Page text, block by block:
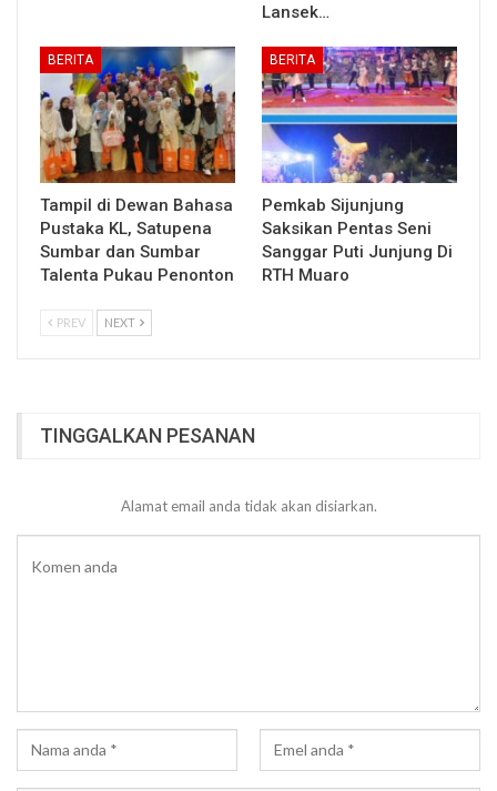
Lansek…
BERITA
Tampil di Dewan Bahasa
Pustaka KL, Satupena
Sumbar dan Sumbar
Talenta Pukau Penonton
BERITA
Pemkab Sijunjung
Saksikan Pentas Seni
Sanggar Puti Junjung Di
RTH Muaro
PREV NEXT
TINGGALKAN PESANAN
Alamat email anda tidak akan disiarkan.